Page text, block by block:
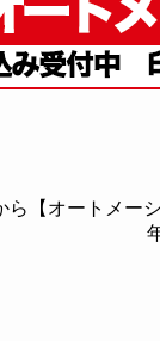
ら【オートメー